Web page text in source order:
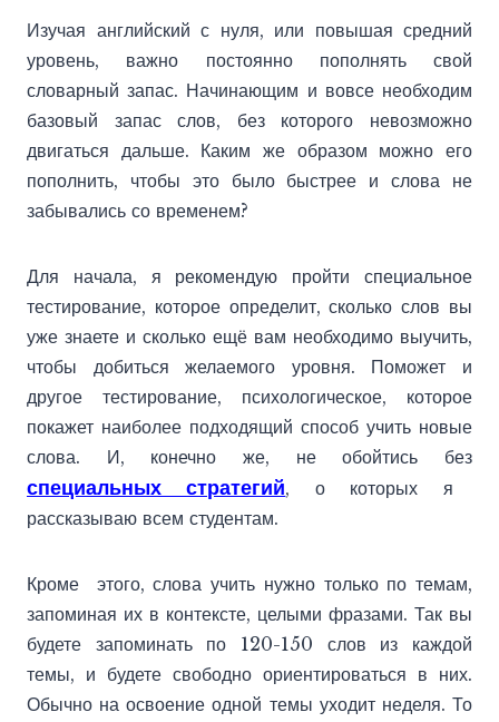
Изучая английский с нуля, или повышая средний
уровень, важно постоянно пополнять свой
словарный запас. Начинающим и вовсе необходим
базовый запас слов, без которого невозможно
двигаться дальше. Каким же образом можно его
пополнить, чтобы это было быстрее и слова не
забывались со временем?
Для начала, я рекомендую пройти специальное
тестирование, которое определит, сколько слов вы
уже знаете и сколько ещё вам необходимо выучить,
чтобы добиться желаемого уровня. Поможет и
другое тестирование, психологическое, которое
покажет наиболее подходящий способ учить новые
слова. И, конечно же, не обойтись без
специальных стратегий, о которых я
рассказываю всем студентам.
Кроме этого, слова учить нужно только по темам,
запоминая их в контексте, целыми фразами. Так вы
будете запоминать по 120-150 слов из каждой
темы, и будете свободно ориентироваться в них.
Обычно на освоение одной темы уходит неделя. То